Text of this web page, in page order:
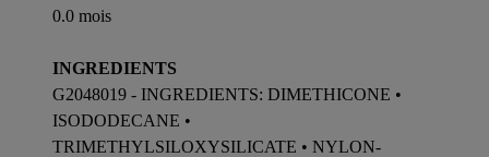
0.0 mois
INGREDIENTS
G2048019 - INGREDIENTS: DIMETHICONE •
ISODODECANE •
TRIMETHYLSILOXYSILICATE • NYLON-